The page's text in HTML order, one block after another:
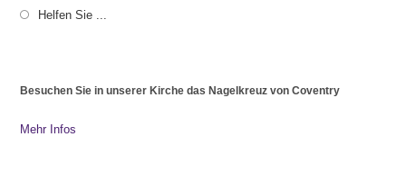
Helfen Sie ...
Besuchen Sie in unserer Kirche das Nagelkreuz von Coventry
Mehr Infos